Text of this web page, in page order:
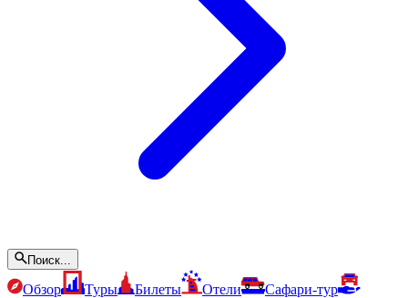
Поиск...
Обзор Туры Билеты Отели
Сафари-тур